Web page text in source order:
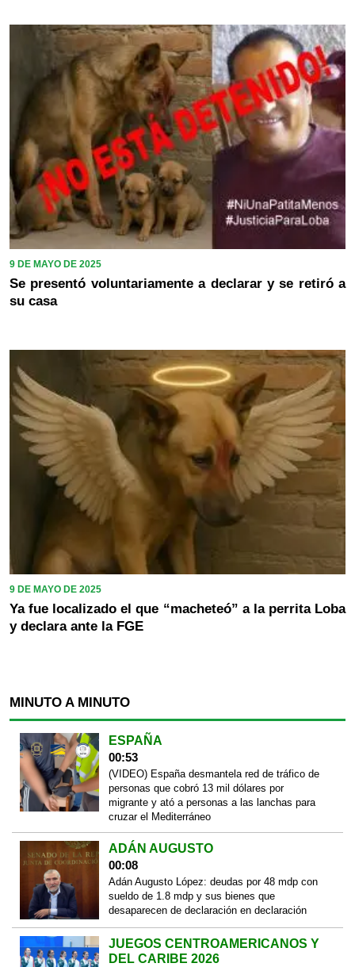
9 DE MAYO DE 2025
Se presentó voluntariamente a declarar y se retiró a
su casa
9 DE MAYO DE 2025
Ya fue localizado el que “macheteó” a la perrita Loba
y declara ante la FGE
MINUTO A MINUTO
ESPAÑA
00:53
(VIDEO) España desmantela red de tráfico de
personas que cobró 13 mil dólares por
migrante y ató a personas a las lanchas para
cruzar el Mediterráneo
ADÁN AUGUSTO
00:08
Adán Augusto López: deudas por 48 mdp con
sueldo de 1.8 mdp y sus bienes que
desaparecen de declaración en declaración
JUEGOS CENTROAMERICANOS Y
DEL CARIBE 2026